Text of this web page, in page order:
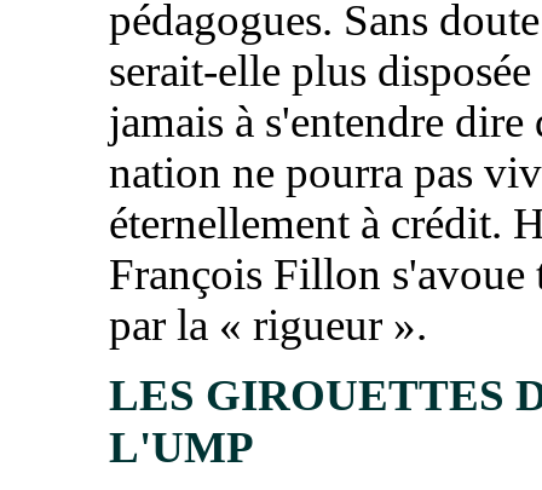
pédagogues. Sans
serait-elle plus disposée
jamais à s'entendre dire
nation ne pourra pas
éternellement à crédit.
François Fillon s'avoue
par la « rigueur ».
LES GIROUETTES
L'UMP